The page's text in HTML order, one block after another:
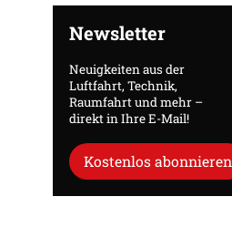
Newsletter
Neuigkeiten aus der
Luftfahrt, Technik,
Raumfahrt und mehr –
direkt in Ihre E-Mail!
Kostenlos abonnieren